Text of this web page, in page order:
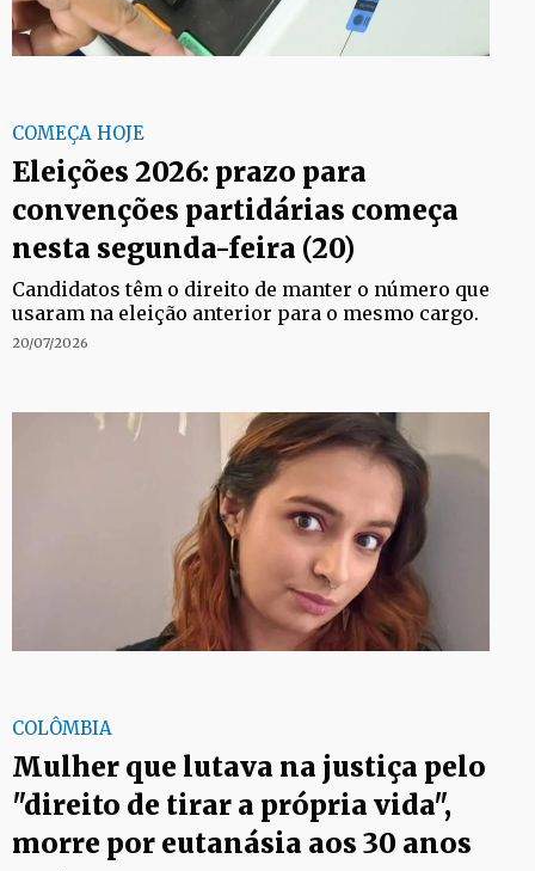
COMEÇA HOJE
Eleições 2026: prazo para
convenções partidárias começa
nesta segunda-feira (20)
Candidatos têm o direito de manter o número que
usaram na eleição anterior para o mesmo cargo.
20/07/2026
COLÔMBIA
Mulher que lutava na justiça pelo
"direito de tirar a própria vida",
morre por eutanásia aos 30 anos